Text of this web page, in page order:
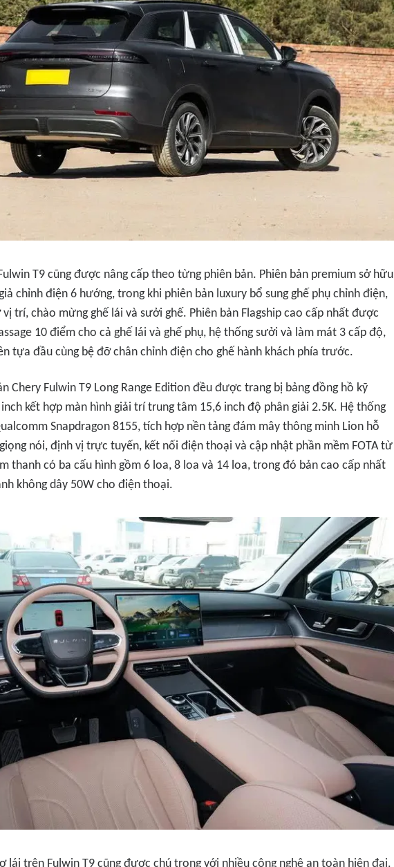
T9 cũng được nâng cấp theo từng phiên bản. Phiên bản premium sở hữu
chỉnh điện 6 hướng, trong khi phiên bản luxury bổ sung ghế phụ chỉnh điện,
trí, chào mừng ghế lái và sưởi ghế. Phiên bản Flagship cao cấp nhất được
10 điểm cho cả ghế lái và ghế phụ, hệ thống sưởi và làm mát 3 cấp độ,
tựa đầu cùng bệ đỡ chân chỉnh điện cho ghế hành khách phía trước.
Chery Fulwin T9 Long Range Edition đều được trang bị bảng đồng hồ kỹ
kết hợp màn hình giải trí trung tâm 15,6 inch độ phân giải 2.5K. Hệ thống
Snapdragon 8155, tích hợp nền tảng đám mây thông minh Lion hỗ
nói, định vị trực tuyến, kết nối điện thoại và cập nhật phần mềm FOTA từ
thanh có ba cấu hình gồm 6 loa, 8 loa và 14 loa, trong đó bản cao cấp nhất
không dây 50W cho điện thoại.
lái trên Fulwin T9 cũng được chú trọng với nhiều công nghệ an toàn hiện đại.